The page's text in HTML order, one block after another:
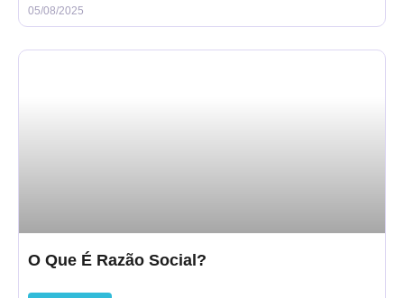
05/08/2025
O Que É Razão Social?